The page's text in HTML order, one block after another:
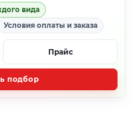
вида
Условия оплаты и заказа
Прайс
подбор